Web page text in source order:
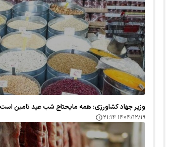
وزیر جهاد کشاورزی: همه مایحتاج شب عید تامین است
۱۴۰۴/۱۲/۱۹ ۲۱:۱۴